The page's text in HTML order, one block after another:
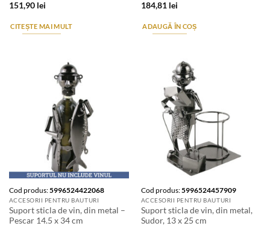
151,90 lei
CITEȘTE MAI MULT
184,81 lei
ADAUGĂ ÎN COȘ
Cod produs:5996524422068
ACCESORII PENTRU BAUTURI
Suport sticla de vin, din metal –
Pescar 14.5 x 34 cm
Cod produs:5996524457909
ACCESORII PENTRU BAUTURI
Suport sticla de vin, din metal,
Sudor, 13 x 25 cm